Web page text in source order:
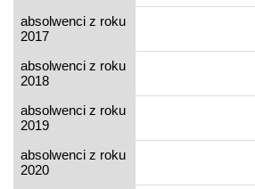
absolwenci z roku
2017
absolwenci z roku
2018
absolwenci z roku
2019
absolwenci z roku
2020